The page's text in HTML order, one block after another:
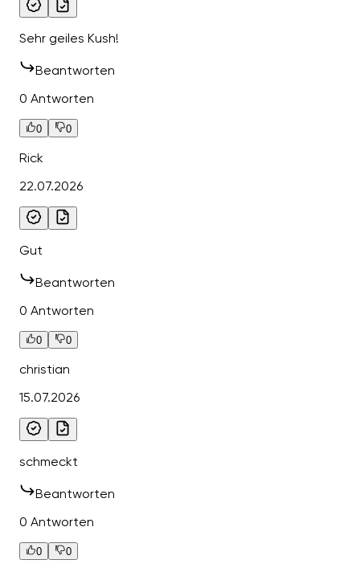
Sehr geiles Kush!
Beantworten
0 Antworten
0 0
Rick
22.07.2026
Gut
Beantworten
0 Antworten
0 0
christian
15.07.2026
schmeckt
Beantworten
0 Antworten
0 0